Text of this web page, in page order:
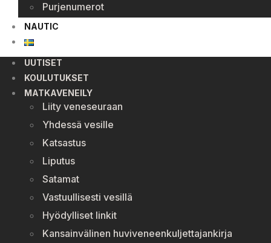
Purjenumerot
NAUTIC
UUTISET
KOULUTUKSET
MATKAVENEILY
Liity veneseuraan
Yhdessä vesille
Katsastus
Liputus
Satamat
Vastuullisesti vesillä
Hyödylliset linkit
Kansainvälinen huviveneenkuljettajankirja